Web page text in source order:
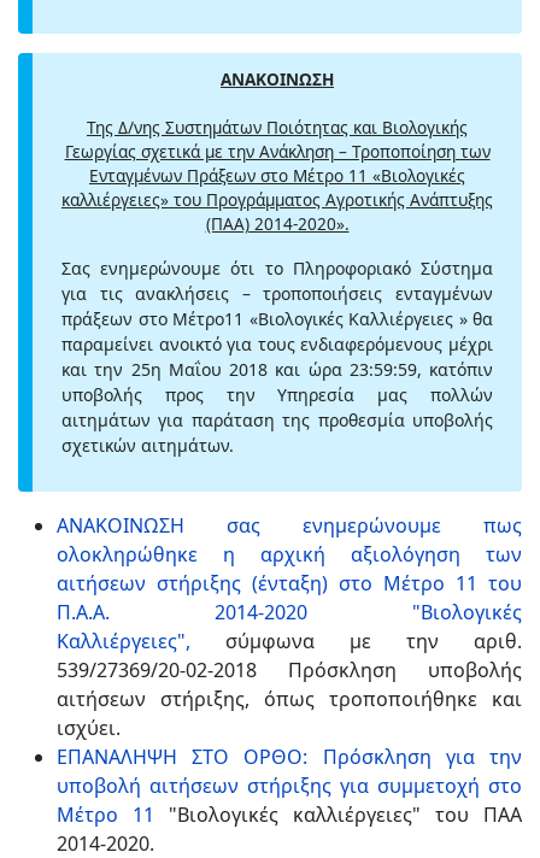
ΑΝΑΚΟΙΝΩΣΗ
Της Δ/νης Συστημάτων Ποιότητας και Βιολογικής
Γεωργίας σχετικά με την Ανάκληση – Τροποποίηση των
Ενταγμένων Πράξεων στο Μέτρο 11 «Βιολογικές
καλλιέργειες» του Προγράμματος Αγροτικής Ανάπτυξης
(ΠΑΑ) 2014-2020».
Σας ενημερώνουμε ότι το Πληροφοριακό Σύστημα
για τις ανακλήσεις – τροποποιήσεις ενταγμένων
πράξεων στο Μέτρο11 «Βιολογικές Καλλιέργειες » θα
παραμείνει ανοικτό για τους ενδιαφερόμενους μέχρι
και την 25η Μαΐου 2018 και ώρα 23:59:59, κατόπιν
υποβολής προς την Υπηρεσία μας πολλών
αιτημάτων για παράταση της προθεσμία υποβολής
σχετικών αιτημάτων.
ΑΝΑΚΟΙΝΩΣΗ σας ενημερώνουμε πως
ολοκληρώθηκε η αρχική αξιολόγηση των
αιτήσεων στήριξης (ένταξη) στο Μέτρο 11 του
Π.Α.Α. 2014-2020 "Βιολογικές
Καλλιέργειες", σύμφωνα με την αριθ.
539/27369/20-02-2018 Πρόσκληση υποβολής
αιτήσεων στήριξης, όπως τροποποιήθηκε και
ισχύει.
ΕΠΑΝΑΛΗΨΗ ΣΤΟ ΟΡΘΟ: Πρόσκληση για την
υποβολή αιτήσεων στήριξης για συμμετοχή στο
Μέτρο 11 "Βιολογικές καλλιέργειες" του ΠΑΑ
2014-2020.